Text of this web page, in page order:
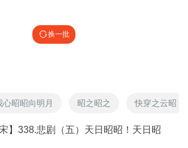
换一批
心昭昭向明月 昭之昭之 快穿之云昭
宋】338.悲剧（五）天日昭昭！天日昭